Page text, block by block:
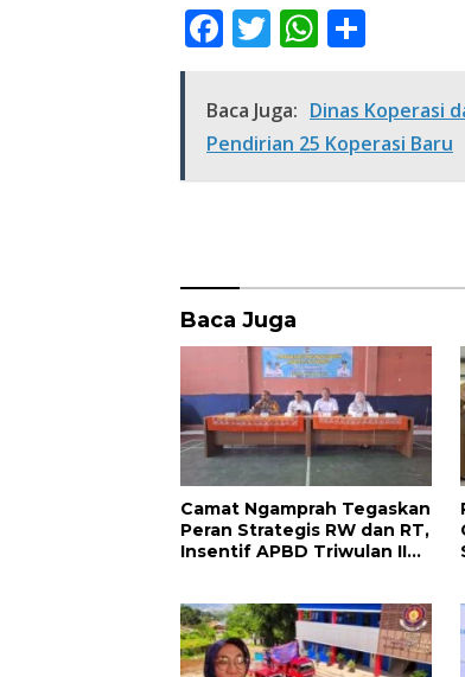
F
e
b
o
T
itt
er
W
at
s
A
ar
e
Baca Juga: Dinas Koperasi
Pendirian 25 Koperasi Baru
Baca Juga
Camat Ngamprah Tegaskan
Peran Strategis RW dan RT,
Insentif APBD Triwulan II